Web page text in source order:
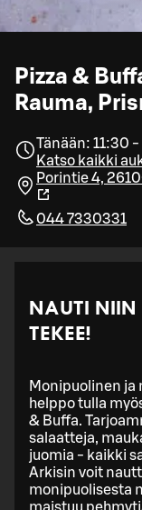
Pizza &
Rauma,
Tänään: 11:30
Katso kaikki
Porintie 4,
044 7330331
NAUTI NIIN
TEKEE!
Monipuolinen ja
helppo tulla
& Buffa.
salaatteja,
juomia - kaikki
Arkisin voit
monipuolisesta
maistuu